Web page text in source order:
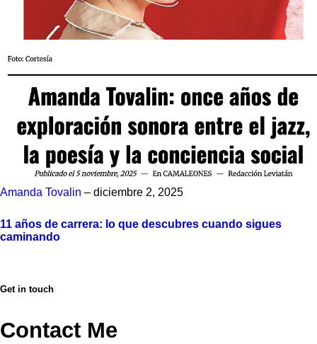
Amanda Tovalin – diciembre 2, 2025
11 años de carrera: lo que descubres cuando sigues
caminando
Get in touch
Contact Me